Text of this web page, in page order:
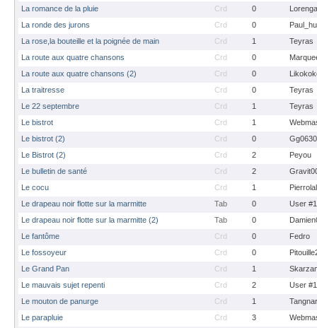
La romance de la pluie Crd 0
La ronde des jurons
Crd 0
La rose,la bouteille et la poignée de main
Crd 1
Teyras
La route aux quatre chansons
Crd 0
La route aux quatre chansons (2)
Crd 0
La traitresse
Crd 0
Teyras
Le 22 septembre
Crd 1
Teyras
Le bistrot
Crd 1
Le bistrot (2)
Crd 0
Le Bistrot (2)
Crd 2
Peyou
Le bulletin de santé
Crd 2
Le cocu
Crd 1
Le drapeau noir flotte sur la marmitte
Tab 0
User
Le drapeau noir flotte sur la marmitte (2)
Tab 0
Le fantôme
Crd 0
Fedro
Le fossoyeur
Crd 0
Le Grand Pan
Crd 1
Le mauvais sujet repenti
Crd 2
User
Le mouton de panurge
Crd 1
Le parapluie
Crd 3